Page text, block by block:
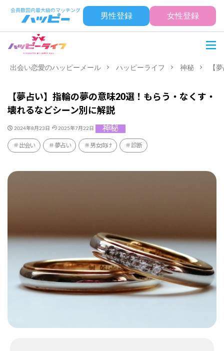
男性登録 女性登録
出会い恋愛のハッピーメール ハッピーライフ 神秘 【
【夢占い】指輪の夢の意味20選！もらう・なくす・
壊れるなどシーン別に解説
2024年8月23日 2025年7月22日 神秘
出会い 夢占い 男女向け 診断